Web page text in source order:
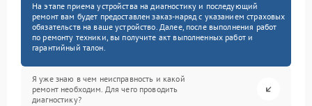
На этапе приема устройства на диагностику и последующий
ремонт вам будет предоставлен заказ-наряд с указанием страховых
обязательств на ваше устройство. Далее, после выполнения работ
по ремонту техники, вы получите акт выполненных работ и
гарантийный талон.
Я уже знаю в чем неисправность и какой
ремонт необходим. Для чего проводить
диагностику?